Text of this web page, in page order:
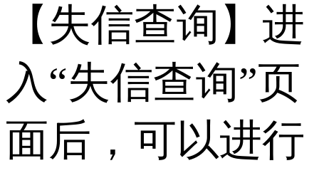
【失信查询】进
入“失信查询”页
面后，可以进行